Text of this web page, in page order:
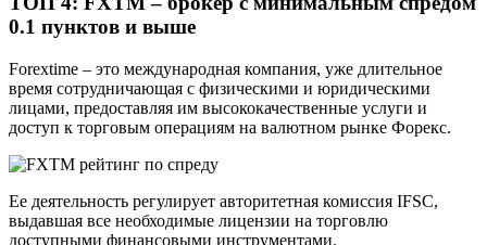
0.1 пунктов и выше
Forextime – это международная компания, уже длительное
время сотрудничающая с физическими и юридическими
лицами, предоставляя им высококачественные услуги и
доступ к торговым операциям на валютном рынке Форекс.
Ее деятельность регулирует авторитетная комиссия IFSC,
выдавшая все необходимые лицензии на торговлю
доступными финансовыми инструментами.